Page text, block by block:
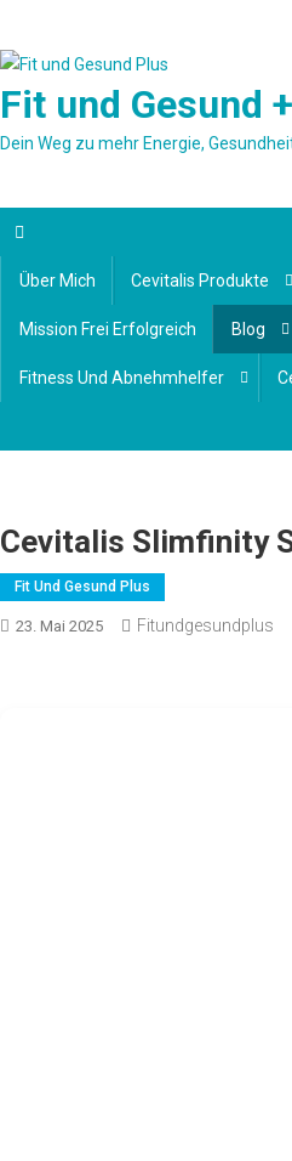
content
Fit und Gesund +
Dein Weg zu mehr Energie,
Über Mich Cevitalis Produkte
Mission Frei Erfolgreich Blog
Fitness Und Abnehmhelfer
Cevitalis Slimfinity
Fit Und Gesund Plus
23. Mai 2025 Fitundgesundplus